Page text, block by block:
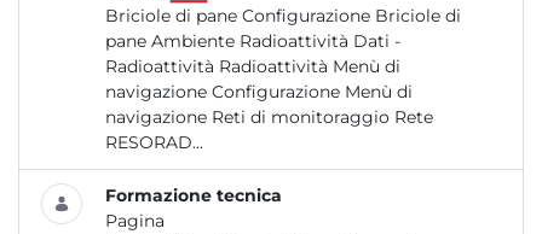
Briciole di pane Configurazione Briciole di
pane Ambiente Radioattività Dati -
Radioattività Radioattività Menù di
navigazione Configurazione Menù di
navigazione Reti di monitoraggio Rete
RESORAD...
Formazione tecnica
Pagina